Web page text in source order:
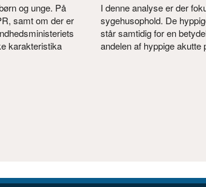
og unge. På
samt om der er
karakteristika
I denne analyse er der
sygehusophold. De
står samtidig for en
andelen af hyppige akutte